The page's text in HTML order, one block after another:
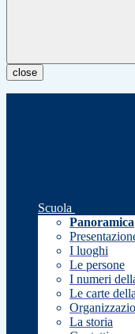
close
Scuola
Panoramica
I luoghi
Le persone
I numeri
Le carte
La storia